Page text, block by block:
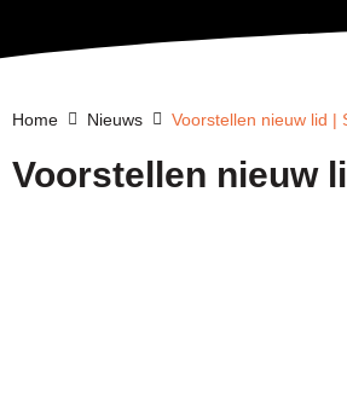
Home Nieuws Voorstellen nieuw lid |
Voorstellen nieuw